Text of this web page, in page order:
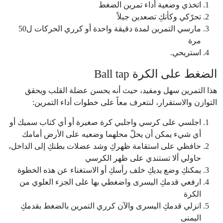
اتخذي وضعية أداء تمرين الضغط
تحرّكي وكأنكِ تصعدين جبلاً
مارسي التمرين لمدة دقيقة واحدة أو كرري الحركات ل50
مرة
استريحي.
الضغط على الكرة Ball tap
هذا التمرين سهل ومفيد، حيث أنه يحسن عضلة القلب ويحقق
التوازن والاستقرار، لنتعرف معاً على خطوات أداء التمرين:
اجلسي على كرسي واجلبي كرة صغيرة أو أي كتاب سميك أو
أي شيء يمكن أن يحلّ محلهما وضعيه على الأرض أمامك
حافظي على استقامة ظهركِ وشد عضلات بطنكِ إلى الداخل،
حاولي ألا تستندي على ظهر الكرسي
يمكنكِ وضع يديكِ خلف رأسكِ أو الاستغناء عن هذه الخطوة
ارفعي قدمكِ اليسرى واضغطي بها على الجزء العلوي من
الكرة
انزلي قدمكِ اليسرى والآن كرري التمرين بالضغط بقدمكِ
اليمنى